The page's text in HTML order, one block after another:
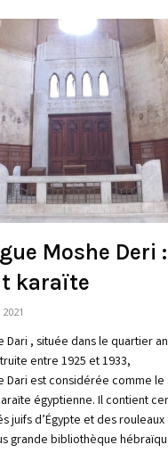
Moshe Deri
karaïte
Dari , située dans le quartier
entre 1925 et 1933,
Dari est considérée comme
égyptienne. Il contient
juifs d’Égypte et des rouleaux
grande bibliothèque